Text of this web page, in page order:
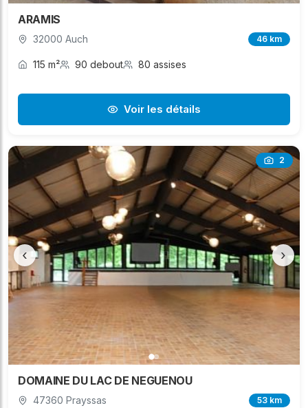
ARAMIS
32000 Auch 46 km
115 m² 90 debout 80 assises
Voir les détails
2
‹ ›
DOMAINE DU LAC DE NEGUENOU
47360 Prayssas 53 km